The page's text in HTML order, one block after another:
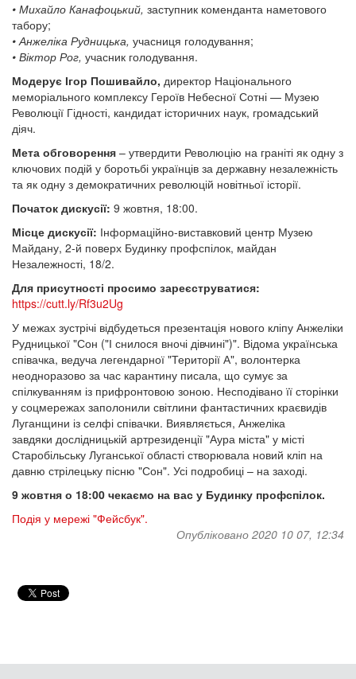
• Михайло Канафоцький, заступник коменданта наметового
табору;
• Анжеліка Рудницька, учасниця голодування;
• Віктор Рог, учасник голодування.
Модерує Ігор Пошивайло, директор Національного
меморіального комплексу Героїв Небесної Сотні — Музею
Революції Гідності, кандидат історичних наук, громадський
діяч.
Мета обговорення – утвердити Революцію на граніті як одну з
ключових подій у боротьбі українців за державну незалежність
та як одну з демократичних революцій новітньої історії.
Початок дискусії: 9 жовтня, 18:00.
Місце дискусії: Інформаційно-виставковий центр Музею
Майдану, 2-й поверх Будинку профспілок, майдан
Незалежності, 18/2.
Для присутності просимо зареєструватися:
https://cutt.ly/Rf3u2Ug
У межах зустрічі відбудеться презентація нового кліпу Анжеліки
Рудницької "Сон ("І снилося вночі дівчині")". Відома українська
співачка, ведуча легендарної "Території А", волонтерка
неодноразово за час карантину писала, що сумує за
спілкуванням із прифронтовою зоною. Несподівано її сторінки
у соцмережах заполонили світлини фантастичних краєвидів
Луганщини із селфі співачки. Виявляється, Анжеліка
завдяки дослідницькій артрезиденції "Аура міста" у місті
Старобільську Луганської області створювала новий кліп на
давню стрілецьку пісню "Сон". Усі подробиці – на заході.
9 жовтня о 18:00 чекаємо на вас у Будинку профспілок.
Подія у мережі "Фейсбук".
Опубліковано 2020 10 07, 12:34